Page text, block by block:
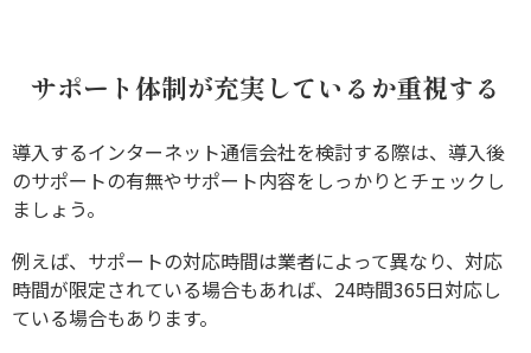
サポート体制が充実しているか重視する
導入するインターネット通信会社を検討する際は、導入後
のサポートの有無やサポート内容をしっかりとチェックし
ましょう。
例えば、サポートの対応時間は業者によって異なり、対応
時間が限定されている場合もあれば、24時間365日対応し
ている場合もあります。